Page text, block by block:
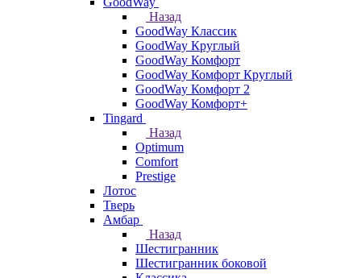
Назад
GoodWay Классик
GoodWay Круглый
GoodWay Комфорт
GoodWay Комфорт Круглый
GoodWay Комфорт 2
GoodWay Комфорт+
Tingard
Назад
Optimum
Comfort
Prestige
Лотос
Тверь
Амбар
Назад
Шестигранник
Шестигранник боковой